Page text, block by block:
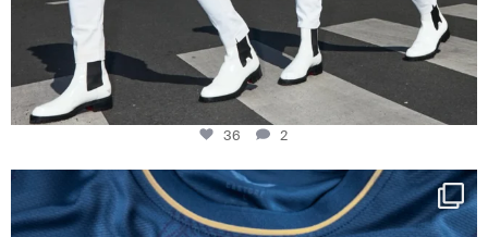
36 2
Happy Birthday FCZ
130 years filled ...